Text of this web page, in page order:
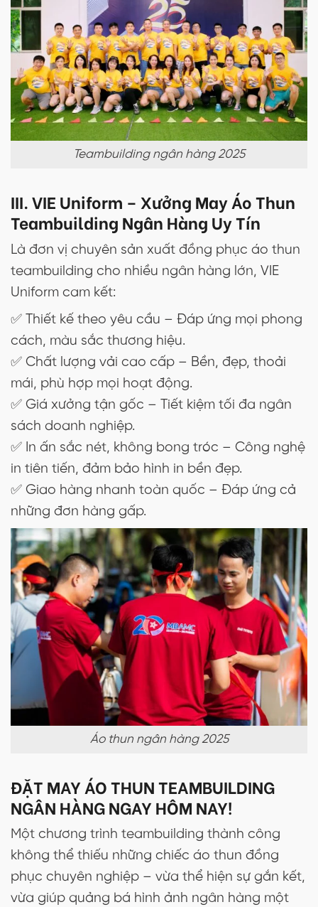
Teambuilding ngân hàng 2025
III. VIE Uniform – Xưởng May Áo Thun
Teambuilding Ngân Hàng Uy Tín
Là đơn vị chuyên sản xuất đồng phục áo thun
teambuilding cho nhiều ngân hàng lớn, VIE
Uniform cam kết:
✅ Thiết kế theo yêu cầu – Đáp ứng mọi phong
cách, màu sắc thương hiệu.
✅ Chất lượng vải cao cấp – Bền, đẹp, thoải
mái, phù hợp mọi hoạt động.
✅ Giá xưởng tận gốc – Tiết kiệm tối đa ngân
sách doanh nghiệp.
✅ In ấn sắc nét, không bong tróc – Công nghệ
in tiên tiến, đảm bảo hình in bền đẹp.
✅ Giao hàng nhanh toàn quốc – Đáp ứng cả
những đơn hàng gấp.
Áo thun ngân hàng 2025
ĐẶT MAY ÁO THUN TEAMBUILDING
NGÂN HÀNG NGAY HÔM NAY!
Một chương trình teambuilding thành công
không thể thiếu những chiếc áo thun đồng
phục chuyên nghiệp – vừa thể hiện sự gắn kết,
vừa giúp quảng bá hình ảnh ngân hàng một